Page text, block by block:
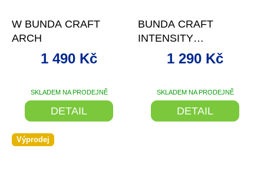
W BUNDA CRAFT
ARCH
SKLADEM NA PRODEJNĚ
1 490 Kč
DETAIL
BUNDA CRAFT
INTENSITY
SOFTSHELL
SKLADEM NA PRODEJNĚ
1 290 Kč
DETAIL
Výprodej